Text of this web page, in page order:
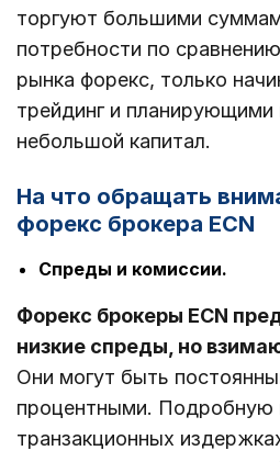
торгуют большими
потребности по
рынка форекс, только
трейдинг и планирующими
небольшой капитал.
На что обращать
форекс брокера ECN
Спреды и комиссии.
Форекс брокеры ECN
низкие спреды, но
Они могут быть
процентными.
транзакционных